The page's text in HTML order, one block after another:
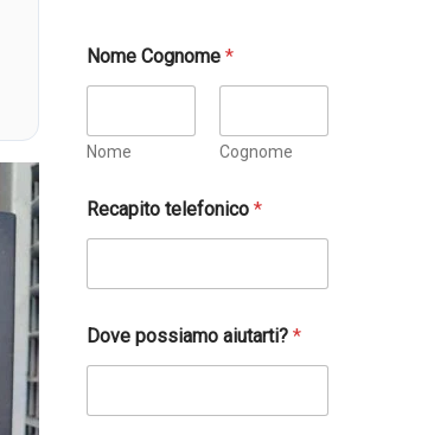
N
o
e
D
v
e
Nome Cognome*
Nome Cognome
Recapito telefonico*
Dove possiamo aiutarti?*